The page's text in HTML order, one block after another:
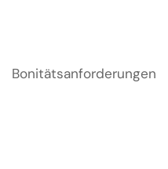
Bonitätsanforderungen